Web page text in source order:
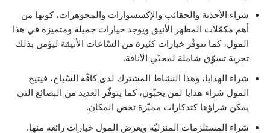
شراء الأحذية والحقائب والإكسسوارات والمجوهرات، كونها من
أهم مكمّلات المظهر الأنيق ويوجد خيارات جميلة ومتميزة في هذا
المول، كما تتوفّر خيارات كثيرة من السّاعات الأنيقة ليؤمن بذلك
تجربة تسوّق شاملة لمحبّي الأناقة.
شراء الهدايا، وهذا النشاط المشترك لدى كافّة السّياح، فيتيح
المول شراء هدايا لمن يحبّون، كما يتوفّر العديد من البضائع التي
يمكن شراؤها كتذكارات مميّزة تخص المكان.
شراء المستلزمات المنزليّة ويعرض المول خيارات رائعة منها.